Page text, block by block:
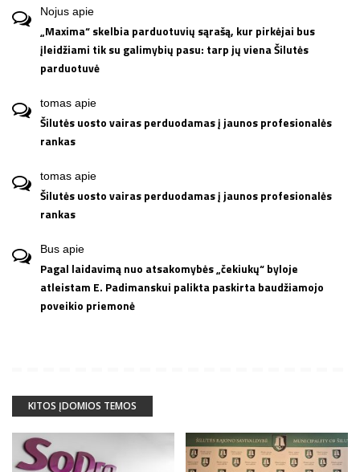
Nojus apie
„Maxima“ skelbia parduotuvių sąrašą, kur pirkėjai bus
įleidžiami tik su galimybių pasu: tarp jų viena Šilutės
parduotuvė
tomas apie
Šilutės uosto vairas perduodamas į jaunos profesionalės
rankas
tomas apie
Šilutės uosto vairas perduodamas į jaunos profesionalės
rankas
Bus apie
Pagal laidavimą nuo atsakomybės „čekiukų“ byloje
atleistam E. Padimanskui palikta paskirta baudžiamojo
poveikio priemonė
KITOS ĮDOMIOS TEMOS